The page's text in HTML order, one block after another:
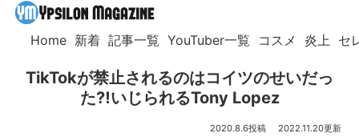
Home 新着 記事一覧 YouTuber一覧 コスメ 炎上 セ
TikTokが禁止されるのはコイツのせいだっ
た⁈いじられるTony Lopez
2020.8.6 2022.11.20